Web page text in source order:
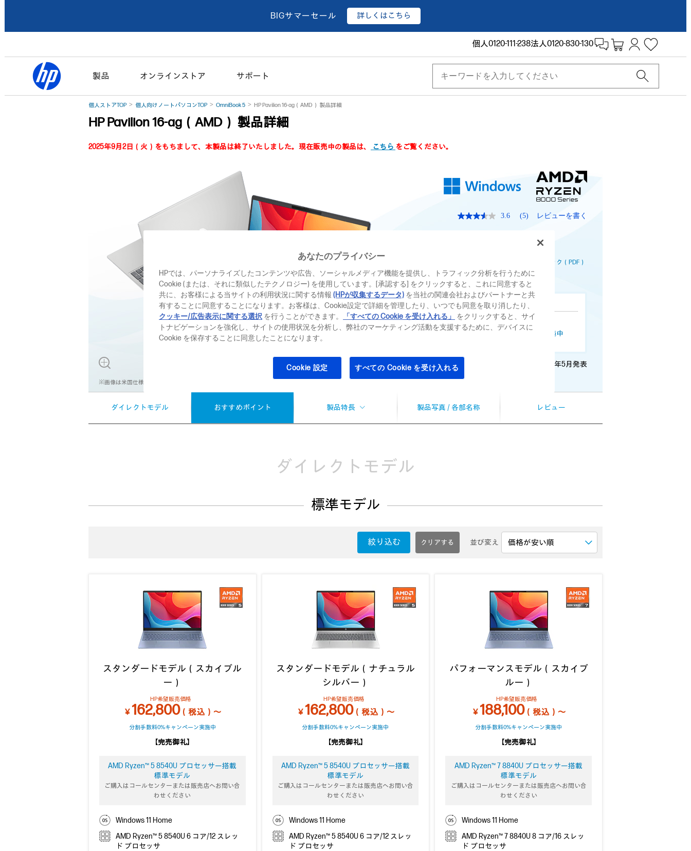
BIGサマーセール 詳しくはこちら
個人0120-111-238法人0120-830-130
製品 オンラインストア サポート
個人ストアTOP 個人向けノートパソコンTOP OmniBook 5 HP Pavilion 16-ag（AMD） 製品詳細
HP Pavilion 16-ag（AMD） 製品詳細
2025年9月2日（火）をもちまして、本製品は終了いたしました。現在販売中の製品は、 こちら をご覧ください。
3.6
レ
む.
同
じ
ペ
ー
ジ
の
リ
(5) レビューを書く
（税込）～
詳細スペック（PDF）
お得なキャンペーン情報
Office Home & Businessが20%オフ！
最大36回まで分割手数料0%キャンペーン実施中
2024年5月発表
※画像は米国仕様です。実際の製品とは異なる場合があります。
ダイレクトモデル おすすめポイント 製品特長 製品写真 / 各部名称 レビュー
ダイレクトモデル
標準モデル
絞り込む 並び変え
スタンダードモデル（スカイブル
ー）
HP希望販売価格
￥162,800（税込）～
分割手数料0%キャンペーン実施中
【完売御礼】
AMD Ryzen™ 5 8540U プロセッサー搭載
標準モデル
ご購入はコールセンターまたは販売店へお問い合
わせください
Windows 11 Home
AMD Ryzen™ 5 8540U 6 コア/12 スレッ
ド プロセッサ
スタンダードモデル（ナチュラル
シルバー）
HP希望販売価格
￥162,800（税込）～
分割手数料0%キャンペーン実施中
【完売御礼】
AMD Ryzen™ 5 8540U プロセッサー搭載
標準モデル
ご購入はコールセンターまたは販売店へお問い合
わせください
Windows 11 Home
AMD Ryzen™ 5 8540U 6 コア/12 スレッ
ド プロセッサ
パフォーマンスモデル（スカイブ
ルー）
HP希望販売価格
￥188,100（税込）～
分割手数料0%キャンペーン実施中
【完売御礼】
AMD Ryzen™ 7 8840U プロセッサー搭載
標準モデル
ご購入はコールセンターまたは販売店へお問い合
わせください
Windows 11 Home
AMD Ryzen™ 7 8840U 8 コア/16 スレッ
ド プロセッサ
あなたのプライバシー
HPでは、パーソナライズしたコンテンツや広告、ソーシャルメディア機能を提供し、トラフィック分析を行うために
Cookie (または、それに類似したテクノロジー) を使用しています。[承認する] をクリックすると、これに同意すると
共に、お客様による当サイトの利用状況に関する情報 (HPが収集するデータ) を当社の関連会社およびパートナーと共
有することに同意することになります。お客様は、Cookie設定で詳細を管理したり、いつでも同意を取り消したり、
クッキー/広告表示に関する選択 を行うことができます。 「すべての Cookie を受け入れる」
をクリックすると、サイ
トナビゲーションを強化し、サイトの使用状況を分析し、弊社のマーケティング活動を支援するために、デバイスに
Cookie を保存することに同意したことになります。
Cookie 設定 すべての Cookie を受け入れる